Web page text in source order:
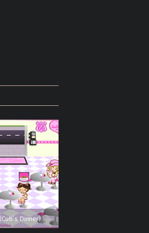
Dinner)